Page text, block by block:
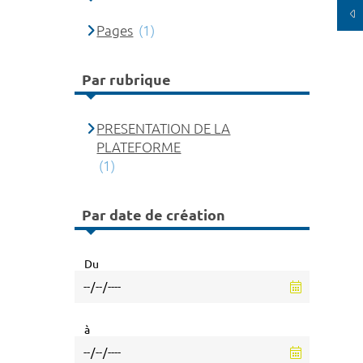
Pages (1)
Par rubrique
PRESENTATION DE LA
PLATEFORME
(1)
Par date de création
Du
à